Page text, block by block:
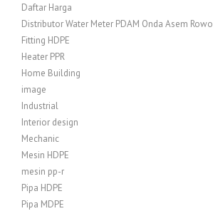
Daftar Harga
Distributor Water Meter PDAM Onda Asem Rowo
Fitting HDPE
Heater PPR
Home Building
image
Industrial
Interior design
Mechanic
Mesin HDPE
mesin pp-r
Pipa HDPE
Pipa MDPE